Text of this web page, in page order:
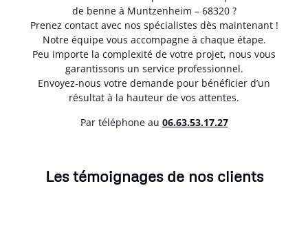
de benne à Muntzenheim – 68320 ?
Prenez contact avec nos spécialistes dès maintenant !
Notre équipe vous accompagne à chaque étape.
Peu importe la complexité de votre projet, nous vous
garantissons un service professionnel.
Envoyez-nous votre demande pour bénéficier d’un
résultat à la hauteur de vos attentes.
Par téléphone au 06.63.53.17.27
Les témoignages de nos clients